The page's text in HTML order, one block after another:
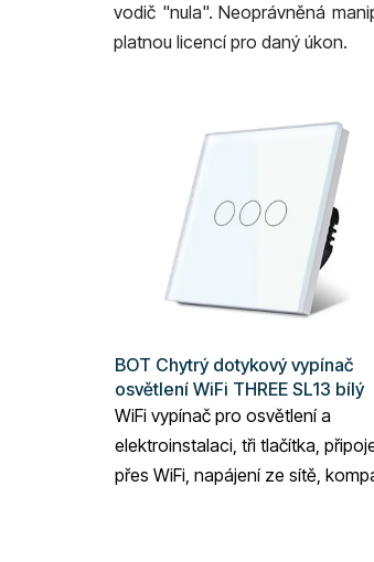
vodič "nula". Neoprávněná
platnou licencí pro daný úkon.
BOT Chytrý dotykový vypínač
osvětlení WiFi THREE SL13 bílý
WiFi vypínač pro osvětlení a
elektroinstalaci, tři tlačítka,
přes WiFi, napájení ze sítě,